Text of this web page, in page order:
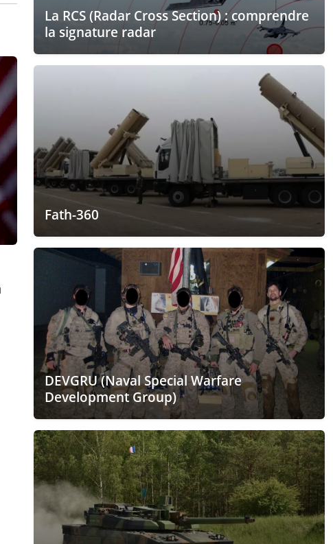
La RCS (Radar Cross Section) : comprendre
la signature radar
Fath-360
DEVGRU (Naval Special Warfare
Development Group)